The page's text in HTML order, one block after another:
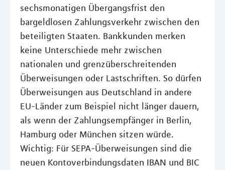
sechsmonatigen Übergangsfrist den
bargeldlosen Zahlungsverkehr zwischen den
beteiligten Staaten. Bankkunden merken
keine Unterschiede mehr zwischen
nationalen und grenzüberschreitenden
Überweisungen oder Lastschriften. So dürfen
Überweisungen aus Deutschland in andere
EU-Länder zum Beispiel nicht länger dauern,
als wenn der Zahlungsempfänger in Berlin,
Hamburg oder München sitzen würde.
Wichtig: Für SEPA-Überweisungen sind die
neuen Kontoverbindungsdaten IBAN und BIC